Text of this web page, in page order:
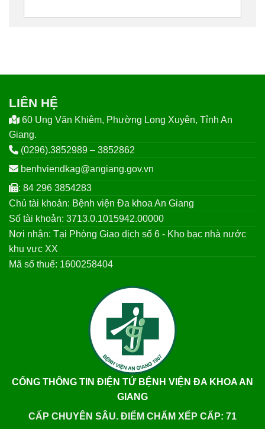
LIÊN HỆ
60 Ung Văn Khiêm, Phường Long Xuyên, Tỉnh An
Giang.
(0296).3852989 – 3852862
benhviendkag@angiang.gov.vn
: 84 296 3854283
Chủ tài khoản: Bệnh viện Đa khoa An Giang
Số tài khoản: 3713.0.1015942.00000
Nơi nhận: Tại Phòng Giao dịch số 6 - Kho bạc nhà nước
khu vực XX
Mã số thuế: 1600258404
CỔNG THÔNG TIN ĐIỆN TỬ BỆNH VIỆN ĐA KHOA AN
GIANG
CẤP CHUYÊN SÂU. ĐIỂM CHẤM XẾP CẤP: 71